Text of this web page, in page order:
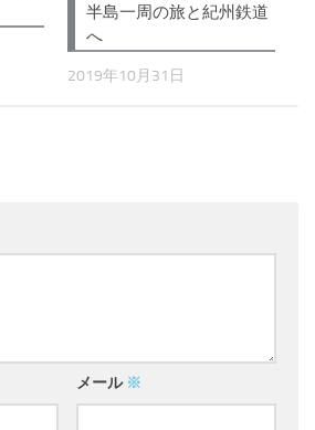
半島一周の旅と紀州鉄道
へ
2019年10月31日
メール ※